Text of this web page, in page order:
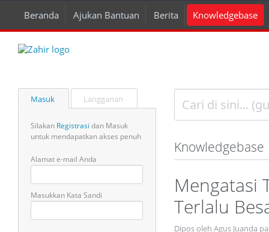
Beranda Ajukan Bantuan Berita Knowledgebase
Masuk Langganan
Silakan Registrasi dan Masuk
untuk mendapatkan akses penuh
Alamat e-mail Anda
Masukkan Kata Sandi
Knowledgebase
Mengatasi
Terlalu
Dipos oleh Agus Juanda